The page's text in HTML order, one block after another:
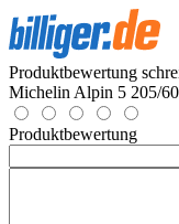
Produktbewertung
Michelin Alpin 5 205/
Produktbewertung